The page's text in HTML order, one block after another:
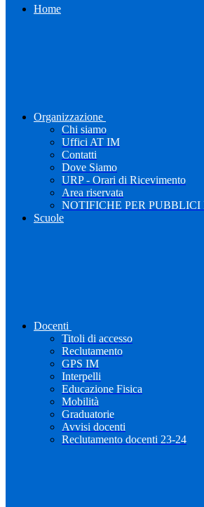
Home
Organizzazione
Chi siamo
Uffici AT IM
Contatti
Dove Siamo
URP - Orari di Ricevimento
Area riservata
NOTIFICHE PER
Scuole
Docenti
Titoli di accesso
Reclutamento
GPS IM
Interpelli
Educazione Fisica
Mobilità
Graduatorie
Avvisi docenti
Reclutamento docenti 23-24